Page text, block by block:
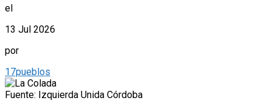
el
13 Jul 2026
por
17pueblos
Fuente: Izquierda Unida Córdoba